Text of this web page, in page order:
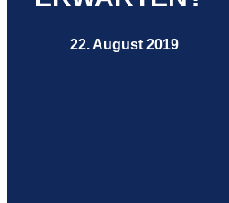
22. August 2019